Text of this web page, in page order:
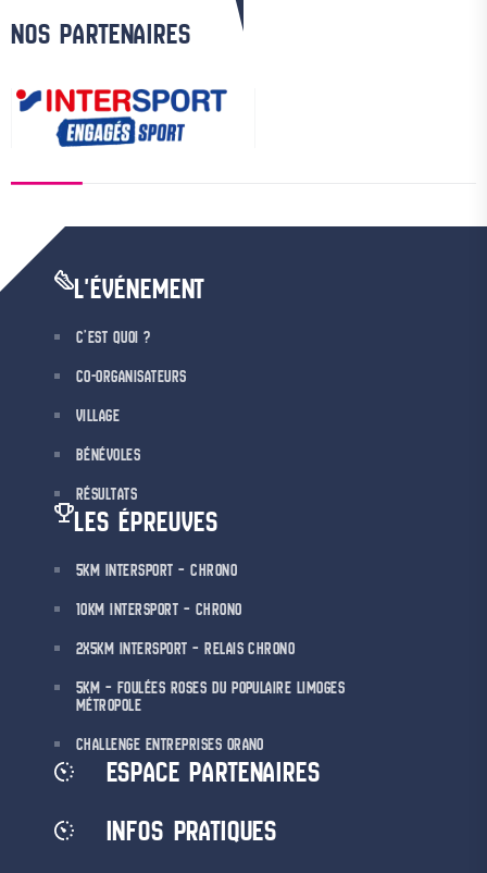
NOS PARTENAIRES
L'ÉVÉNEMENT
C’EST QUOI ?
CO-ORGANISATEURS
VILLAGE
BÉNÉVOLES
RÉSULTATS
LES ÉPREUVES
5KM INTERSPORT – CHRONO
10KM INTERSPORT – CHRONO
2X5KM INTERSPORT – RELAIS CHRONO
5KM – FOULÉES ROSES DU POPULAIRE LIMOGES
MÉTROPOLE
CHALLENGE ENTREPRISES ORANO
ESPACE PARTENAIRES
INFOS PRATIQUES